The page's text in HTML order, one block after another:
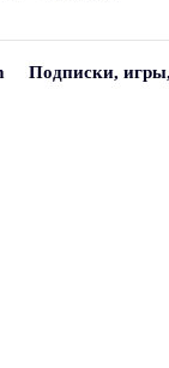
Подписки,